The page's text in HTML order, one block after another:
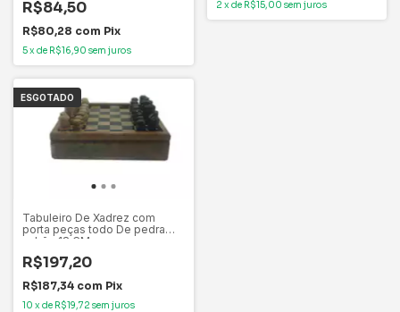
R$84,50
R$80,28 com Pix
5xde R$16,90 sem juros
2 xde R$15,00 sem juros
ESGOTADO
Tabuleiro De Xadrez com
porta peças todo De pedra
sabão 18 CM
R$197,20
R$187,34 com Pix
10 xde R$19,72 sem juros